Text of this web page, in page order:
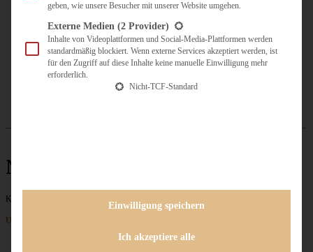
ÜBER MICH
ZUSAMMENARBEIT
Nordseeland
Keine Beiträge gefunden
Unternehmen
geben, wie unsere Besucher mit unserer Website umgehen.
Externe Medien (2 Provider)
Inhalte von Videoplattformen und Social-Media-Plattformen werden
standardmäßig blockiert. Wenn externe Services akzeptiert werden, ist
für den Zugriff auf diese Inhalte keine manuelle Einwilligung mehr
erforderlich.
Nicht-TCF-Standard
Einwilligung speichern
Ich akzeptiere alle